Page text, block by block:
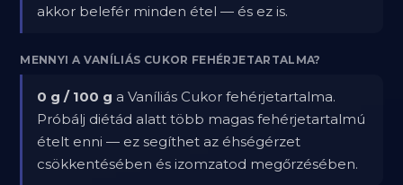
akkor belefér minden étel — és ez is.
MENNYI A VANÍLIÁS CUKOR FEHÉRJETARTALMA?
0 g / 100 g a Vaníliás Cukor fehérjetartalma.
Próbálj diétád alatt több magas fehérjetartalmú
ételt enni — ez segíthet az éhségérzet
csökkentésében és izomzatod megőrzésében.